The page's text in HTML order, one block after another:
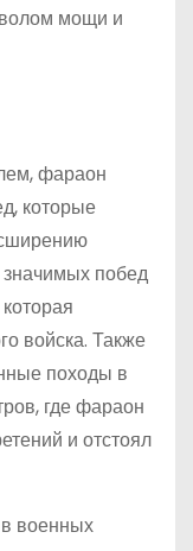
мощи и
фараон
которые
значимых побед
войска. Также
походы в
где фараон
и отстоял
военных